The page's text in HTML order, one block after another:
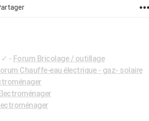
✓ - Forum Bricolage / outillage
Chauffe-eau électrique - gaz- solaire